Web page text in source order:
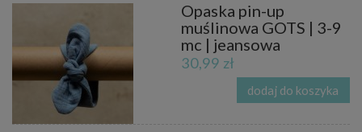
Opaska pin-up
muślinowa GOTS | 3-9
mc | jeansowa
30,99 zł
dodaj do koszyka